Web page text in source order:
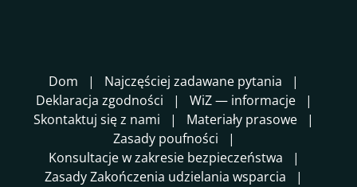
Dom
Najczęściej zadawane pytania
Deklaracja zgodności
WiZ — informacje
Skontaktuj się z nami
Materiały prasowe
Zasady poufności
Konsultacje w zakresie bezpieczeństwa
Zasady Zakończenia udzielania wsparcia